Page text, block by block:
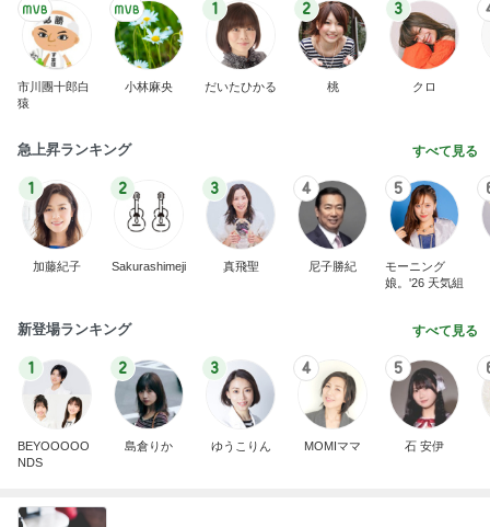
市川團十郎白
猿
小林麻央
1
だいたひかる
2
桃
3
クロ
急上昇ランキング すべて見る
1
加藤紀子
2
Sakurashimeji
3
真飛聖
4
尼子勝紀
5
モーニング
娘。'26 天気組
新登場ランキング すべて見る
1
BEYOOOOO
NDS
2
島倉りか
3
ゆうこりん
4
MOMIママ
5
石 安伊